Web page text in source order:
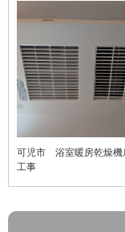
可児市 浴室暖房乾燥機
工事